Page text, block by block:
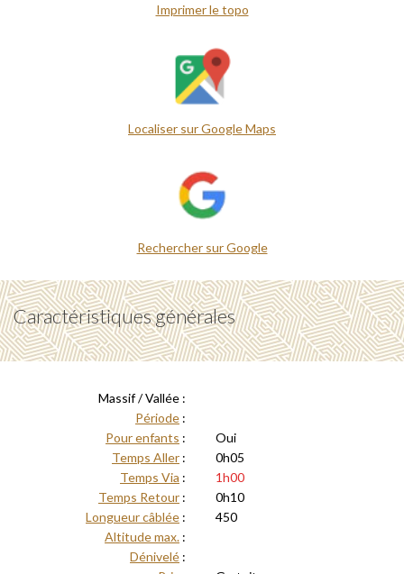
Imprimer le topo
Localiser sur Google Maps
Rechercher sur Google
Caractéristiques générales
Massif / Vallée :
Période :
Pour enfants :
Oui
Temps Aller :
0h05
Temps Via :
1h00
Temps Retour :
0h10
Longueur câblée :
450
Altitude max. :
Dénivelé :